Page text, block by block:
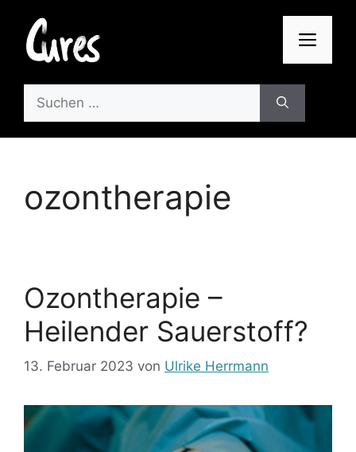
Inhalt
springen
nach:
ozontherapie
Ozontherapie –
Heilender Sauerstoff?
13. Februar 2023 von Ulrike Herrmann